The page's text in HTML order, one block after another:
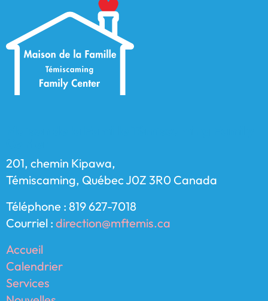
201, chemin Kipawa,
Témiscaming, Québec J0Z 3R0 Canada
Téléphone : 819 627-7018
Courriel : direction@mftemis.ca
Accueil
Calendrier
Services